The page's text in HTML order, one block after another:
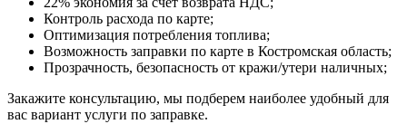
Контроль расхода по карте;
Оптимизация потребления топлива;
Возможность заправки по карте в Костромская область;
Прозрачность, безопасность от кражи/утери наличных;
Закажите консультацию, мы подберем наиболее удобный для
вас вариант услуги по заправке.